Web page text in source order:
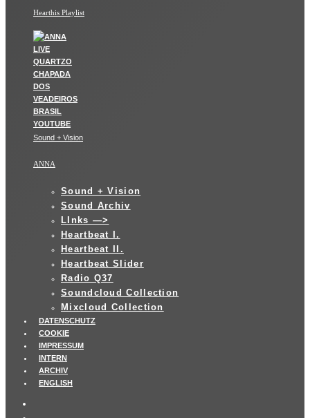
Hearthis Playlist
Sound + Vision
ANNA
Sound + Vision
Sound Archiv
LInks —>
Heartbeat I.
Heartbeat II.
Heartbeat Slider
Radio Q37
Soundcloud Collection
Mixcloud Collection
DATENSCHUTZ
COOKIE
IMPRESSUM
INTERN
ARCHIV
ENGLISH